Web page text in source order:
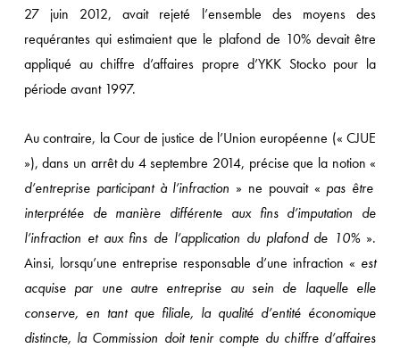
27 juin 2012, avait rejeté l’ensemble des moyens des
requérantes qui estimaient que le plafond de 10% devait être
appliqué au chiffre d’affaires propre d’YKK Stocko pour la
période avant 1997.
Au contraire, la Cour de justice de l’Union européenne (« CJUE
»), dans un arrêt du 4 septembre 2014, précise que la notion «
d’entreprise participant à l’infraction » ne pouvait « pas être
interprétée de manière différente aux fins d’imputation de
l’infraction et aux fins de l’application du plafond de 10%».
Ainsi, lorsqu’une entreprise responsable d’une infraction « est
acquise par une autre entreprise au sein de laquelle elle
conserve, en tant que filiale, la qualité d’entité économique
distincte, la Commission doit tenir compte du chiffre d’affaires